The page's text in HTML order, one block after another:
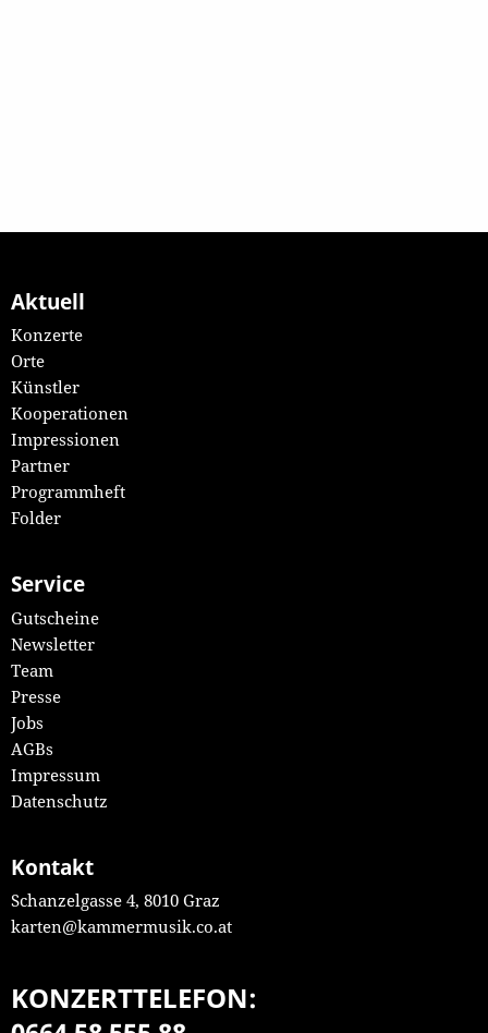
Aktuell
Konzerte
Orte
Künstler
Kooperationen
Impressionen
Partner
Programmheft
Folder
Service
Gutscheine
Newsletter
Team
Presse
Jobs
AGBs
Impressum
Datenschutz
Kontakt
Schanzelgasse 4, 8010 Graz
karten@kammermusik.co.at
KONZERTTELEFON: